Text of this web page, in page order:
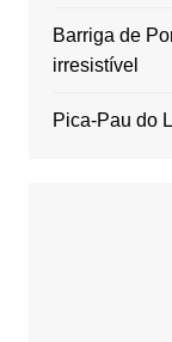
Barriga de
irresistível
Pica-Pau do